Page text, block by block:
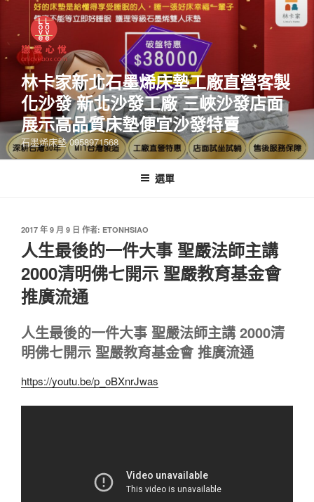
林卡家新北石墨烯床墊工廠直營客製
化沙發 新北沙發工廠 三峽沙發店面
展示高品質床墊便宜沙發特賣
石墨烯床墊 0958971568
選單
2017 年 9 月 9 日 作者: ETONHSIAO
人生最後的一件大事 聖嚴法師主講
2000清明佛七開示 聖嚴教育基金會
推廣流通
人生最後的一件大事 聖嚴法師主講 2000清
明佛七開示 聖嚴教育基金會 推廣流通
https://youtu.be/p_oBXnrJwas